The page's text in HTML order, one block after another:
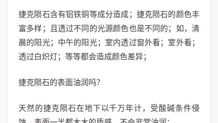
捷克陨石含有铝铁铜等成分造成；捷克陨石的颜色丰
富多样；且透过不同的光源颜色也是不同的；如，清
晨的阳光；中午的阳光；室内透过窗外看；室外看；
透过白炽灯；等等都会造成颜色差异；
捷克陨石的表面油润吗？
天然的捷克陨石在地下以千万年计，受酸碱条件侵